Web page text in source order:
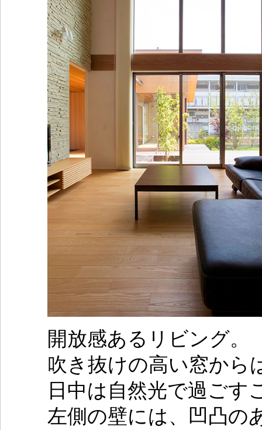
開放感あるリビング。
吹き抜けの高い窓から
日中は自然光で過ごす
左側の壁には、凹凸の